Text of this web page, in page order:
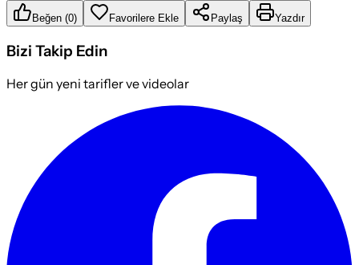
Beğen (0) Favorilere Ekle Paylaş Yazdır
Bizi Takip Edin
Her gün yeni tarifler ve videolar